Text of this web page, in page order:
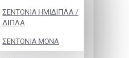
ΣΕΝΤΟΝΙΑ ΗΜΙΔΙΠΛΑ /
ΔΙΠΛΑ
ΣΕΝΤΟΝΙΑ ΜΟΝΑ